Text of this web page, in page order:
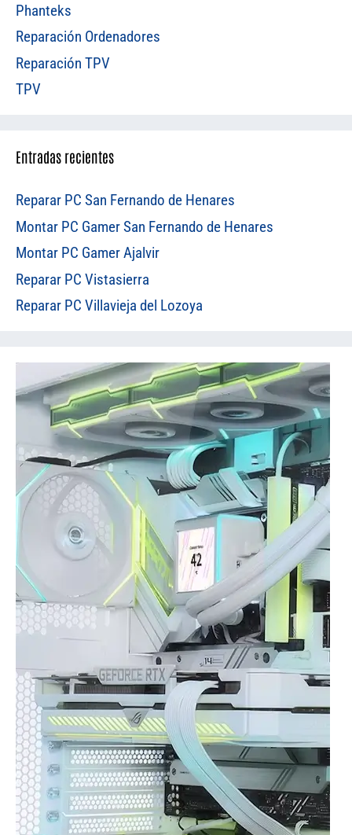
Phanteks
Reparación Ordenadores
Reparación TPV
TPV
Entradas recientes
Reparar PC San Fernando de Henares
Montar PC Gamer San Fernando de Henares
Montar PC Gamer Ajalvir
Reparar PC Vistasierra
Reparar PC Villavieja del Lozoya